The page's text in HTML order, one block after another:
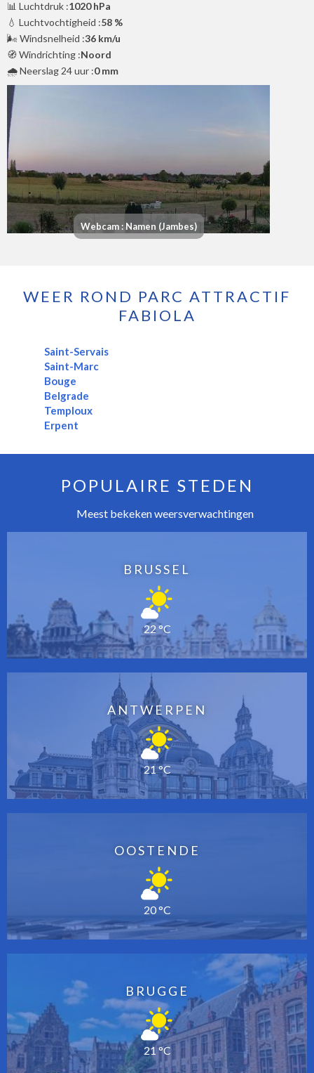
📊 Luchtdruk :1020 hPa
💧 Luchtvochtigheid :58 %
🌬️ Windsnelheid :36 km/u
🧭 Windrichting :Noord
🌧️ Neerslag 24 uur :0 mm
Webcam : Namen (Jambes)
WEER ROND PARC ATTRACTIF
FABIOLA
Saint-Servais
Saint-Marc
Bouge
Belgrade
Temploux
Erpent
POPULAIRE STEDEN
Meest bekeken weersverwachtingen
BRUSSEL
22 °C
ANTWERPEN
21 °C
OOSTENDE
20 °C
BRUGGE
21 °C